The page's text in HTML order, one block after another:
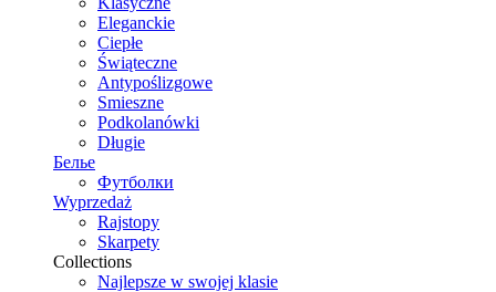
Eleganckie
Ciepłe
Świąteczne
Antypoślizgowe
Smieszne
Podkolanówki
Długie
Белье
Футболки
Wyprzedaż
Rajstopy
Skarpety
Collections
Najlepsze w swojej klasie